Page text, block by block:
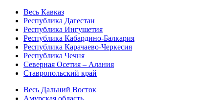
Весь Кавказ
Республика Дагестан
Республика Ингушетия
Республика Кабардино-Балкария
Республика Карачаево-Черкесия
Республика Чечня
Северная Осетия – Алания
Ставропольский край
Весь Дальний Восток
Амурская область